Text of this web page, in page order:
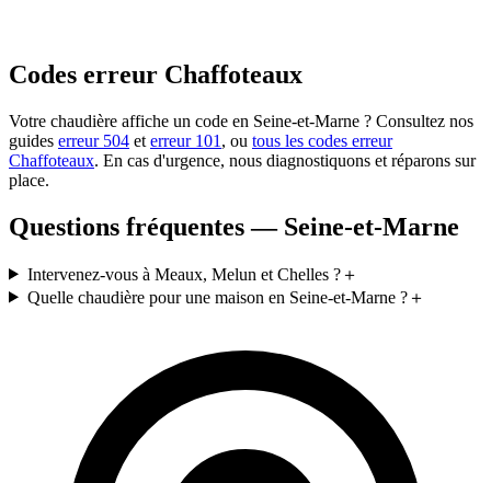
Codes erreur Chaffoteaux
Votre chaudière affiche un code en Seine-et-Marne ? Consultez nos
guides erreur 504 et erreur 101 , ou tous les codes erreur
Chaffoteaux. En cas d'urgence, nous diagnostiquons et réparons sur
place.
Questions fréquentes — Seine-et-Marne
Intervenez-vous à Meaux, Melun et Chelles ?＋
Quelle chaudière pour une maison en Seine-et-Marne ?＋